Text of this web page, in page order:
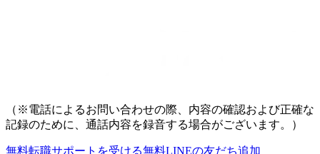
（※電話によるお問い合わせの際、内容の確認および正確な
記録のために、通話内容を録音する場合がございます。）
無料転職サポートを受ける無料LINEの友だち追加